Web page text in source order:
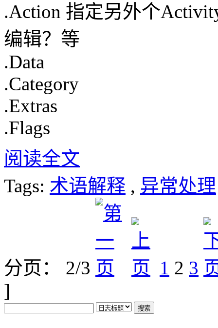
.Action 指定另外个
编辑？等
.Data
.Category
.Extras
.Flags
阅读全文
Tags: 术语解释 , 异常处理
分页： 2/3 1 2 3
]